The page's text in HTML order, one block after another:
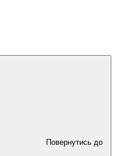
Повернутись до